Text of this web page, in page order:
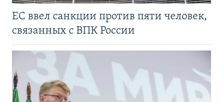
ЕС ввел санкции против пяти человек,
связанных с ВПК России